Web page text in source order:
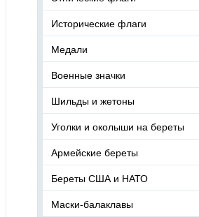
Исторические флаги
Медали
Военные значки
Шильды и жетоны
Уголки и околыши на береты
Армейские береты
Береты США и НАТО
Маски-балаклавы